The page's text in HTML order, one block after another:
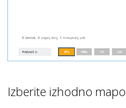
Izberite izhodno mapo